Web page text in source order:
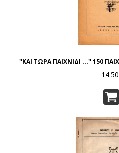
''ΚΑΙ ΤΩΡΑ ΠΑΙΧΝΙΔΙ ...'' 150